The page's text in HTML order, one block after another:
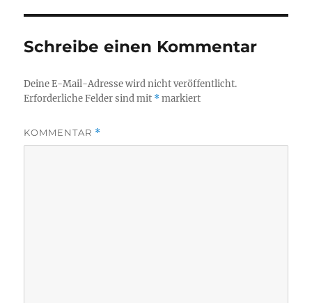
Schreibe einen Kommentar
Deine E-Mail-Adresse wird nicht veröffentlicht.
Erforderliche Felder sind mit *markiert
KOMMENTAR *